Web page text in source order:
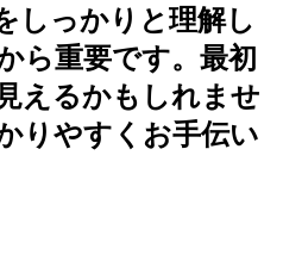
しっかりと理解し
ら重要です。最初
えるかもしれませ
りやすくお手伝い